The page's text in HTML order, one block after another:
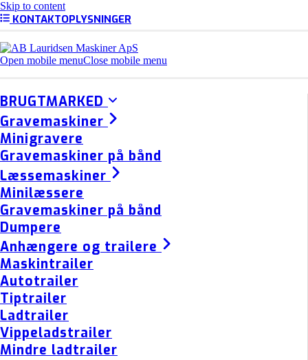
Skip to content
KONTAKTOPLYSNINGER
Open mobile menuClose mobile menu
BRUGTMARKED
Gravemaskiner
Minigravere
Gravemaskiner på bånd
Læssemaskiner
Minilæssere
Gravemaskiner på bånd
Dumpere
Anhængere og trailere
Maskintrailer
Autotrailer
Tiptrailer
Ladtrailer
Vippeladstrailer
Mindre ladtrailer